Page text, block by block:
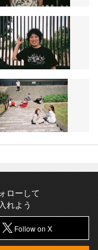
ローして
れよう
Follow on X